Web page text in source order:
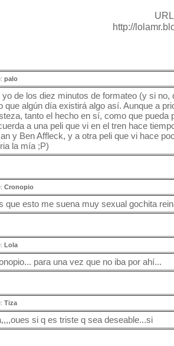
http://
palo
yo de los diez minutos de formateo (y si no,
que algún día existirá algo así. Aunque a
tanto el hecho en sí, como que pueda
a una peli que vi en el tren hace
y Ben Affleck, y a otra peli que vi hace
la mía ;P)
Cronopio
que esto me suena muy sexual gochita
Lola
para una vez que no iba por ahí...
Tiza
si q es triste q sea deseable...si